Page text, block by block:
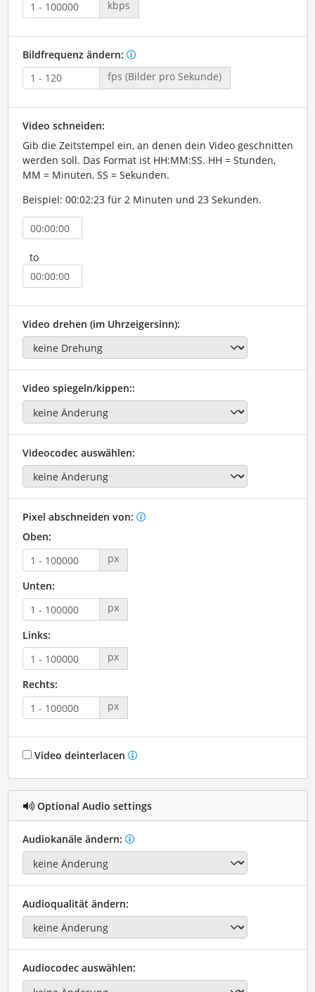
kbps
Bildfrequenz ändern:
fps (Bilder pro Sekunde)
Video schneiden:
Gib die Zeitstempel ein, an denen dein Video geschnitten
werden soll. Das Format ist HH:MM:SS. HH = Stunden,
MM = Minuten, SS = Sekunden.
Beispiel: 00:02:23 für 2 Minuten und 23 Sekunden.
to
Video drehen (im Uhrzeigersinn):
Video spiegeln/kippen::
Videocodec auswählen:
Pixel abschneiden von:
Oben:
px
Unten:
px
Links:
px
Rechts:
px
Video deinterlacen
Optional Audio settings
Audiokanäle ändern:
Audioqualität ändern:
Audiocodec auswählen: